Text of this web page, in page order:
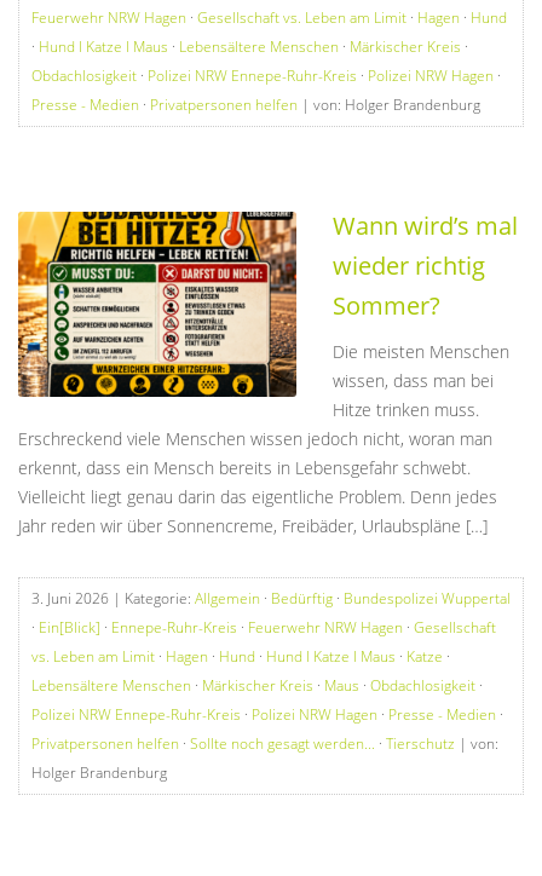
Feuerwehr NRW Hagen · Gesellschaft vs. Leben am Limit · Hagen · Hund
· Hund I Katze I Maus · Lebensältere Menschen · Märkischer Kreis ·
Obdachlosigkeit · Polizei NRW Ennepe-Ruhr-Kreis · Polizei NRW Hagen ·
Presse - Medien · Privatpersonen helfen | von: Holger Brandenburg
Wann wird’s mal
wieder richtig
Sommer?
Die meisten Menschen
wissen, dass man bei
Hitze trinken muss.
Erschreckend viele Menschen wissen jedoch nicht, woran man
erkennt, dass ein Mensch bereits in Lebensgefahr schwebt.
Vielleicht liegt genau darin das eigentliche Problem. Denn jedes
Jahr reden wir über Sonnencreme, Freibäder, Urlaubspläne […]
3. Juni 2026 | Kategorie: Allgemein · Bedürftig · Bundespolizei Wuppertal
· Ein[Blick] · Ennepe-Ruhr-Kreis · Feuerwehr NRW Hagen · Gesellschaft
vs. Leben am Limit · Hagen · Hund · Hund I Katze I Maus · Katze ·
Lebensältere Menschen · Märkischer Kreis · Maus · Obdachlosigkeit ·
Polizei NRW Ennepe-Ruhr-Kreis · Polizei NRW Hagen · Presse - Medien ·
Privatpersonen helfen · Sollte noch gesagt werden... · Tierschutz | von:
Holger Brandenburg